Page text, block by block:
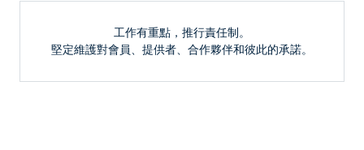
工作有重點，推行責任制。
堅定維護對會員、提供者、合作夥伴和彼此的承諾。